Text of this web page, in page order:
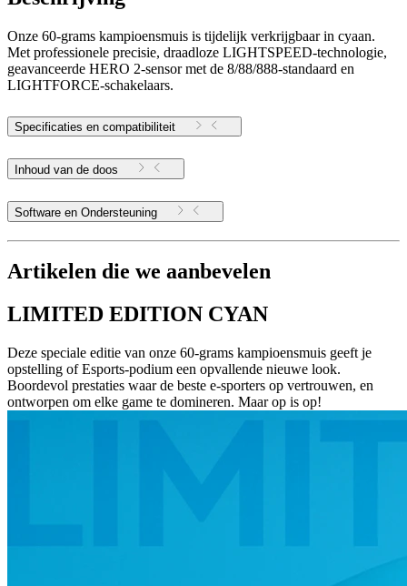
Onze 60-grams kampioensmuis is tijdelijk verkrijgbaar in cyaan.
Met professionele precisie, draadloze LIGHTSPEED-technologie,
geavanceerde HERO 2-sensor met de 8/88/888-standaard en
LIGHTFORCE-schakelaars.
Specificaties en compatibiliteit
Inhoud van de doos
Software en Ondersteuning
Artikelen die we aanbevelen
LIMITED EDITION CYAN
Deze speciale editie van onze 60-grams kampioensmuis geeft je
opstelling of Esports-podium een opvallende nieuwe look.
Boordevol prestaties waar de beste e-sporters op vertrouwen, en
ontworpen om elke game te domineren. Maar op is op!